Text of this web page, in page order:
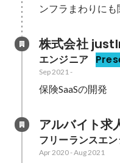
ンフラまわりにも
株式会社
エンジニア
Sep 2021-
保険SaaSの開発
アルバイト求
フリーランスエ
Apr 2020-Aug 2021